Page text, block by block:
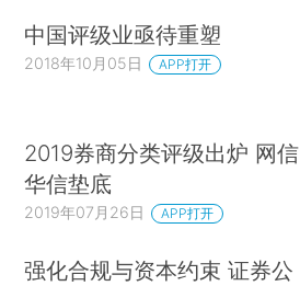
中国评级业亟待重塑
2018年10月05日 APP打开
2019券商分类评级出炉 网信
华信垫底
2019年07月26日 APP打开
强化合规与资本约束 证券公